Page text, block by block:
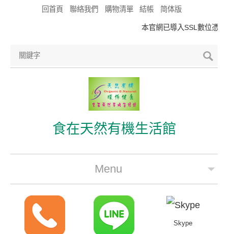
回首頁 聯絡我們 購物清單 結帳 简体版
本官網已導入SSL數位憑證，
食在天然有機生活館
Menu
公司簡介
最新優惠
Skype